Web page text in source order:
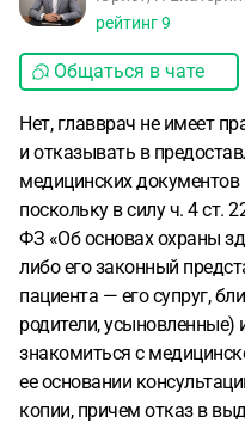
рейтинг9
Общаться в чате
Нет, главврач не имеет
и отказывать в
медицинских
поскольку в силу ч. 4 ст.
ФЗ «Об основах охраны
либо его законный
пациента — его супруг,
родители, усыновленные)
знакомиться с
ее основании
копии, причем отказ в